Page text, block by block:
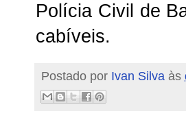
Polícia Civil de
cabíveis.
Postado por Ivan Silva às